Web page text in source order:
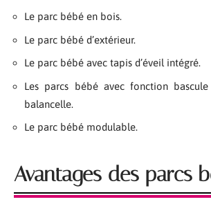
Le parc bébé en bois.
Le parc bébé d’extérieur.
Le parc bébé avec tapis d’éveil intégré.
Les parcs bébé avec fonction
balancelle.
Le parc bébé modulable.
Avantages des parcs